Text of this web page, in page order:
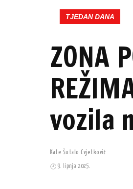
TJEDAN DANA
ZONA
vozila
Kate Šutalo Cvjetković
9. lipnja 2025.